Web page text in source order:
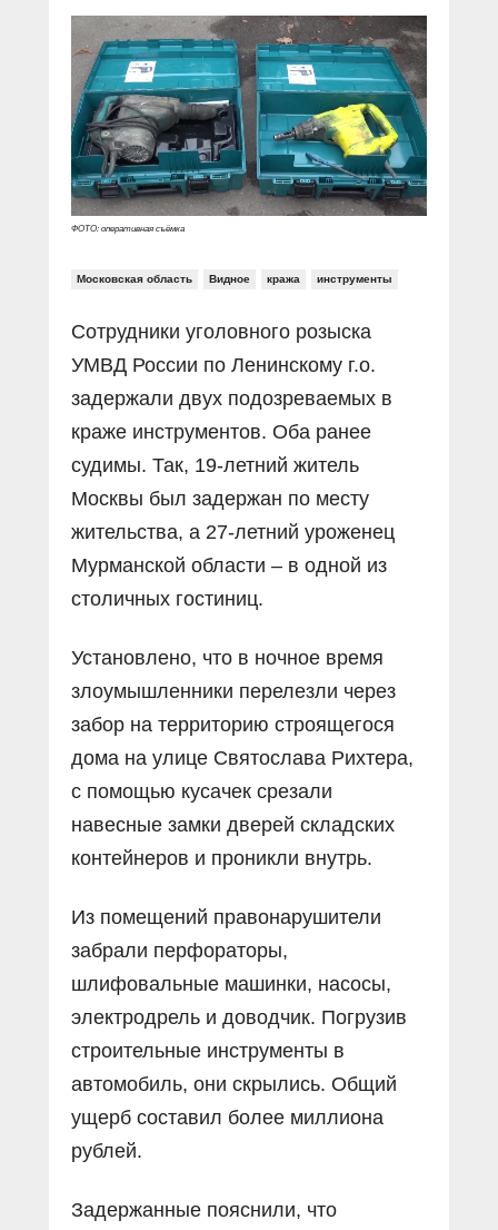
Документальные фильмы
В знании сила
Специальный репортаж
КиберПОСТОВОЙ
Газета «Щит и меч»
Журнал «Полиция России»
О ПОРТАЛЕ
Контакты
Вакансии
ФОТО: оперативная съёмка
Московская область Видное кража инструменты
Сотрудники уголовного розыска
УМВД России по Ленинскому г.о.
задержали двух подозреваемых в
краже инструментов. Оба ранее
судимы. Так, 19-летний житель
Москвы был задержан по месту
жительства, а 27-летний уроженец
Мурманской области – в одной из
столичных гостиниц.
Установлено, что в ночное время
злоумышленники перелезли через
забор на территорию строящегося
дома на улице Святослава Рихтера,
с помощью кусачек срезали
навесные замки дверей складских
контейнеров и проникли внутрь.
Из помещений правонарушители
забрали перфораторы,
шлифовальные машинки, насосы,
электродрель и доводчик. Погрузив
строительные инструменты в
автомобиль, они скрылись. Общий
ущерб составил более миллиона
рублей.
Задержанные пояснили, что